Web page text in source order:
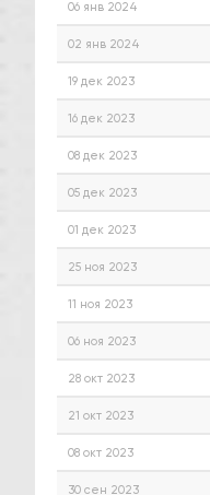
06 янв 2024
02 янв 2024
19 дек 2023
16 дек 2023
08 дек 2023
05 дек 2023
01 дек 2023
25 ноя 2023
11 ноя 2023
06 ноя 2023
28 окт 2023
21 окт 2023
08 окт 2023
30 сен 2023